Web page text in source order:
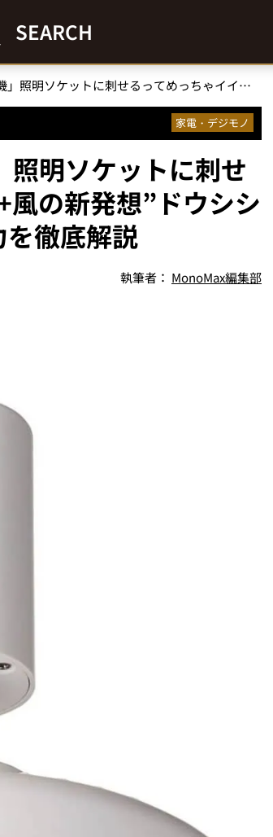
SEARCH
「70万台超えの爆売れ扇風機」照明ソケットに刺せるってめっちゃイイ！“ライト+風の新発想”ドウシシャが誇るサーキュライトの魅力を徹底解説
家電・デジモノ
照明ソケットに刺せ
の新発想”ドウシシ
徹底解説
執筆者： MonoMax編集部